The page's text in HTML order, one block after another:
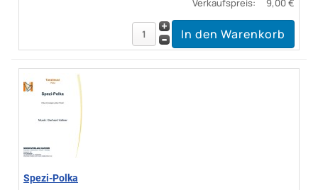
Verkaufspreis: 9,00 €
Spezi-Polka